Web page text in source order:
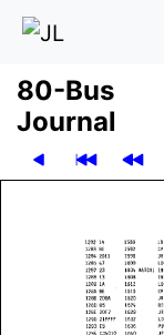
80-Bus
Journal